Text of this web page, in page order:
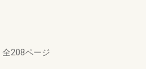
全208ページ